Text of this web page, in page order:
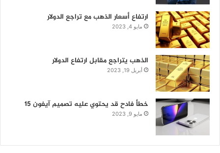
ارتفاع أسعار الذهب مع تراجع الدولار
مايو 4, 2023
الذهب يتراجع مقابل ارتفاع الدولار
أبريل 19, 2023
خطأ فادح قد يحتوي عليه تصميم آيفون 15
مايو 9, 2023